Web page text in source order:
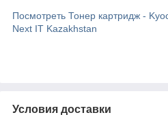
Посмотреть Тонер картридж -
Next IT Kazakhstan
Условия доставки